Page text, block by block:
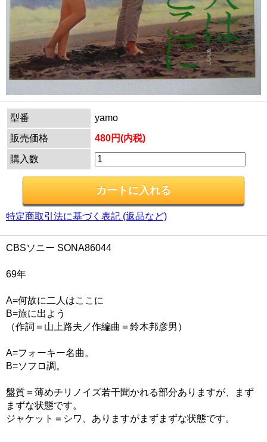
型番
yamo
販売価格
480円(内税)
購入数
特定商取引法に基づく表記 (返品など)
CBSソニー SONA86044
69年
A=何故に二人はここに
B=旅に出よう
（作詞＝山上路夫／作編曲＝鈴木邦彦男）
A=フォーキー名曲。
B=ソフロ調。
盤質＝薄めチリノイズ若干聞かれる部分ありますが、まず
まずな状態です。
ジャケット＝シワ、ありますがまずまずな状態です。